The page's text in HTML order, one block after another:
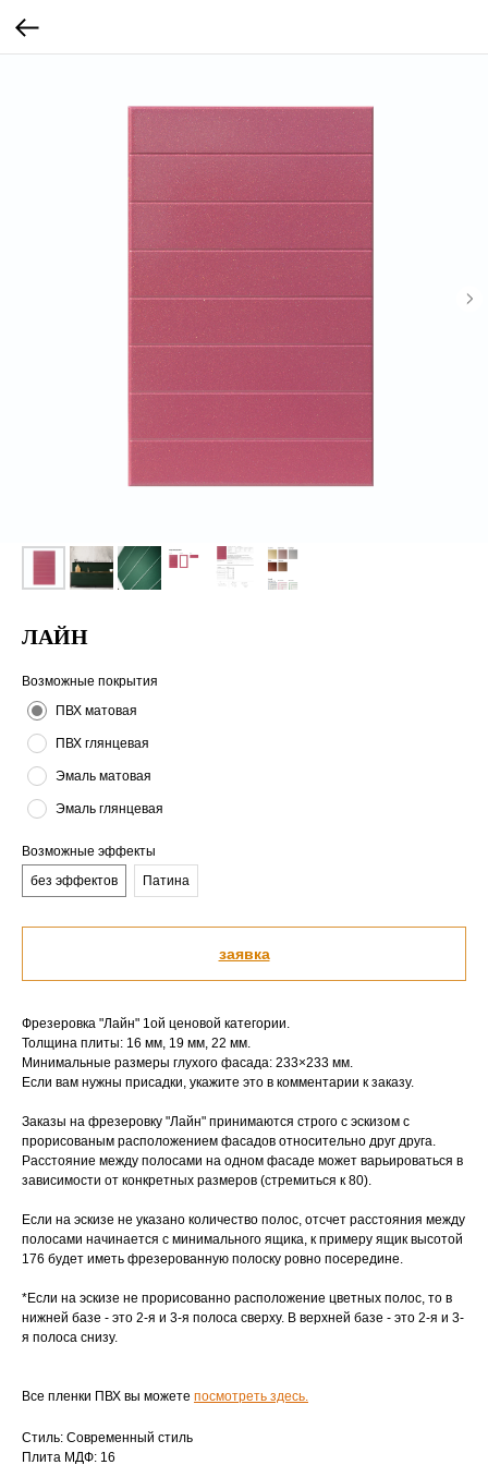
ЛАЙН
Возможные покрытия
ПВХ матовая
ПВХ глянцевая
Эмаль матовая
Эмаль глянцевая
Возможные эффекты
без эффектов
Патина
заявка
Фрезеровка "Лайн" 1ой ценовой категории.
Толщина плиты: 16 мм, 19 мм, 22 мм.
Минимальные размеры глухого фасада: 233×233 мм.
Если вам нужны присадки, укажите это в комментарии к заказу.
Заказы на фрезеровку "Лайн" принимаются строго с эскизом с
прорисованым расположением фасадов относительно друг друга.
Расстояние между полосами на одном фасаде может варьироваться в
зависимости от конкретных размеров (стремиться к 80).
Если на эскизе не указано количество полос, отсчет расстояния между
полосами начинается с минимального ящика, к примеру ящик высотой
176 будет иметь фрезерованную полоску ровно посередине.
*Если на эскизе не прорисованно расположение цветных полос, то в
нижней базе - это 2-я и 3-я полоса сверху. В верхней базе - это 2-я и 3-
я полоса снизу.
Все пленки ПВХ вы можете посмотреть здесь.
Стиль: Современный стиль
Плита МДФ: 16